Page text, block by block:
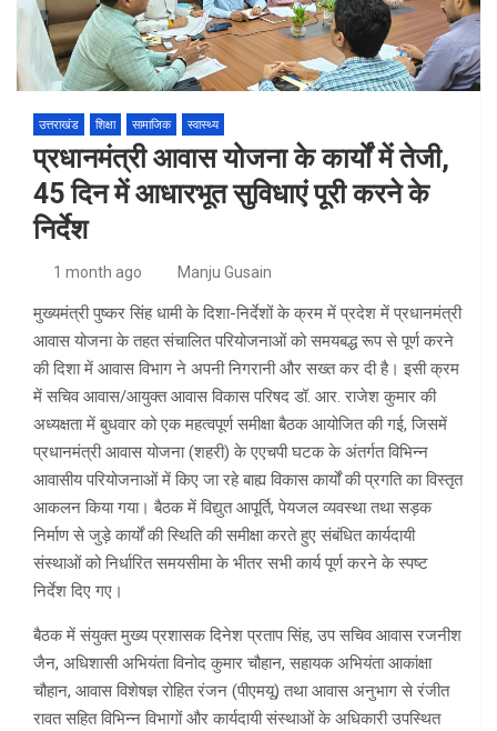
उत्तराखंड शिक्षा सामाजिक स्वास्थ्य
प्रधानमंत्री आवास योजना के कार्यों में तेजी,
45 दिन में आधारभूत सुविधाएं पूरी करने के
निर्देश
1 month ago Manju Gusain
मुख्यमंत्री पुष्कर सिंह धामी के दिशा-निर्देशों के क्रम में प्रदेश में प्रधानमंत्री
आवास योजना के तहत संचालित परियोजनाओं को समयबद्ध रूप से पूर्ण करने
की दिशा में आवास विभाग ने अपनी निगरानी और सख्त कर दी है। इसी क्रम
में सचिव आवास/आयुक्त आवास विकास परिषद डॉ. आर. राजेश कुमार की
अध्यक्षता में बुधवार को एक महत्वपूर्ण समीक्षा बैठक आयोजित की गई, जिसमें
प्रधानमंत्री आवास योजना (शहरी) के एएचपी घटक के अंतर्गत विभिन्न
आवासीय परियोजनाओं में किए जा रहे बाह्य विकास कार्यों की प्रगति का विस्तृत
आकलन किया गया। बैठक में विद्युत आपूर्ति, पेयजल व्यवस्था तथा सड़क
निर्माण से जुड़े कार्यों की स्थिति की समीक्षा करते हुए संबंधित कार्यदायी
संस्थाओं को निर्धारित समयसीमा के भीतर सभी कार्य पूर्ण करने के स्पष्ट
निर्देश दिए गए।
बैठक में संयुक्त मुख्य प्रशासक दिनेश प्रताप सिंह, उप सचिव आवास रजनीश
जैन, अधिशासी अभियंता विनोद कुमार चौहान, सहायक अभियंता आकांक्षा
चौहान, आवास विशेषज्ञ रोहित रंजन (पीएमयू) तथा आवास अनुभाग से रंजीत
रावत सहित विभिन्न विभागों और कार्यदायी संस्थाओं के अधिकारी उपस्थित